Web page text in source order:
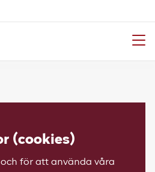
Meny
(cookies)
för att använda våra